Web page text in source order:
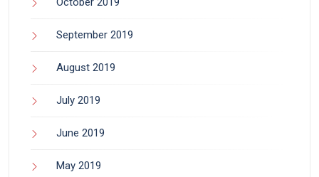
September 2019
August 2019
July 2019
June 2019
May 2019